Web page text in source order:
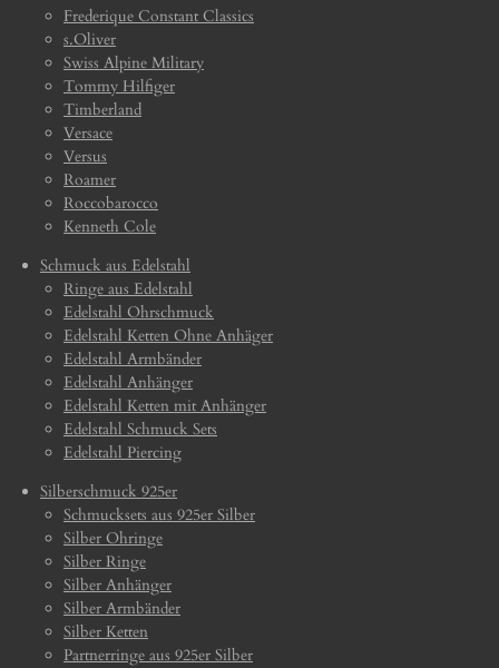
Frederique Constant Classics
s.Oliver
Swiss Alpine Military
Tommy Hilfiger
Timberland
Versace
Versus
Roamer
Roccobarocco
Kenneth Cole
Schmuck aus Edelstahl
Ringe aus Edelstahl
Edelstahl Ohrschmuck
Edelstahl Ketten Ohne Anhäger
Edelstahl Armbänder
Edelstahl Anhänger
Edelstahl Ketten mit Anhänger
Edelstahl Schmuck Sets
Edelstahl Piercing
Silberschmuck 925er
Schmucksets aus 925er Silber
Silber Ohringe
Silber Ringe
Silber Anhänger
Silber Armbänder
Silber Ketten
Partnerringe aus 925er Silber